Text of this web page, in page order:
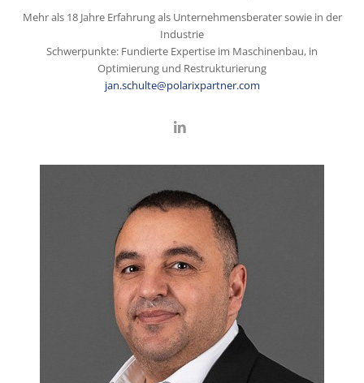
Mehr als 18 Jahre Erfahrung als Unternehmensberater sowie in der
Industrie
Schwerpunkte: Fundierte Expertise im Maschinenbau, in
Optimierung und Restrukturierung
jan.schulte@polarixpartner.com